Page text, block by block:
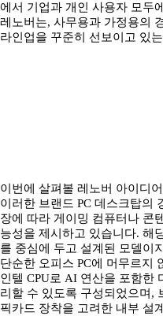
에서 기업과 개인 사용자 모두
레노버는, 사무용과 가정용의
라인업을 꾸준히 선보이고 있
이번에 살펴볼 레노버 아이디
이러한 브랜드 PC 데스크탑의
장에 따라 게이밍 컴퓨터나 콘
능성을 제시하고 있습니다. 해
를 중심에 두고 설계된 모델이
단순한 오피스 PC에 머무르지
인텔 CPU로 AI 연산을 포함한
리할 수 있도록 구성되었으며,
픽카드 장착을 고려한 내부 설